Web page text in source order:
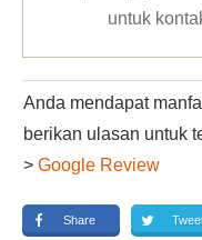
untuk
Anda mendapat
berikan ulasan untuk
> Google Review
Share